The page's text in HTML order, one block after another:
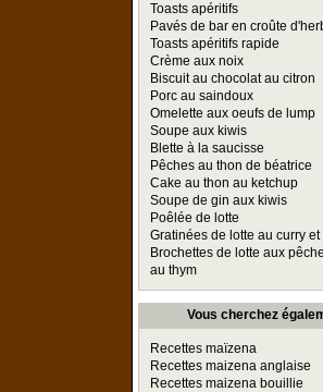
Toasts apéritifs
Pavés de bar en croûte
Toasts apéritifs rapide
Crème aux noix
Biscuit au chocolat au citron
Porc au saindoux
Omelette aux oeufs de lump
Soupe aux kiwis
Blette à la saucisse
Pêches au thon de béatrice
Cake au thon au ketchup
Soupe de gin aux kiwis
Poêlée de lotte
Gratinées de lotte au curry et
Brochettes de lotte aux
au thym
Vous cherchez
Recettes maïzena
Recettes maizena anglaise
Recettes maizena bouillie